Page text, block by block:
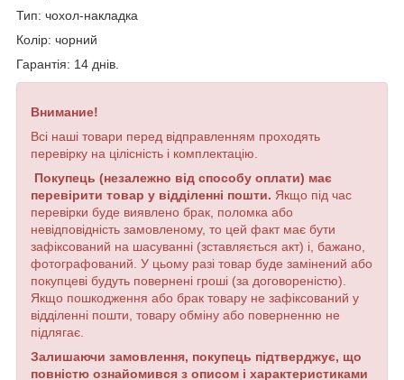
Тип: чохол-накладка
Колір: чорний
Гарантія: 14 днів.
Внимание!
Всі наші товари перед відправленням проходять
перевірку на цілісність і комплектацію.
Покупець (незалежно від способу оплати) має
перевірити товар у відділенні пошти. Якщо під час
перевірки буде виявлено брак, поломка або
невідповідність замовленому, то цей факт має бути
зафіксований на шасуванні (зставляється акт) і, бажано,
фотографований. У цьому разі товар буде замінений або
покупцеві будуть повернені гроші (за договореністю).
Якщо пошкодження або брак товару не зафіксований у
відділенні пошти, товару обміну або поверненню не
підлягає.
Залишаючи замовлення, покупець підтверджує, що
повністю ознайомився з описом і характеристиками